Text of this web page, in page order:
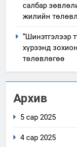
салбар
жилийн
“Шинэтгэлээр
хүрээнд
төлөвлөгөө
Архив
5 сар 2025
4 сар 2025